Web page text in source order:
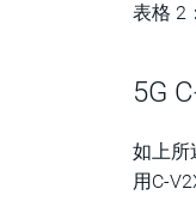
表格 2
5G
如上所
用C-